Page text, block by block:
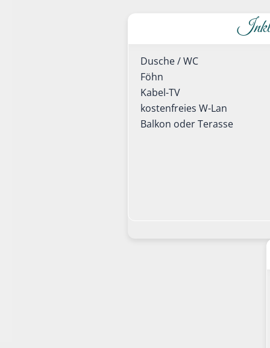
Dusche / WC
Föhn
Kabel-TV
kostenfreies W-Lan
Balkon oder Terasse